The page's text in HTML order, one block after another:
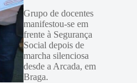
Grupo de docentes
manifestou-se em
frente à Segurança
Social depois de
marcha silenciosa
desde a Arcada, em
Braga.